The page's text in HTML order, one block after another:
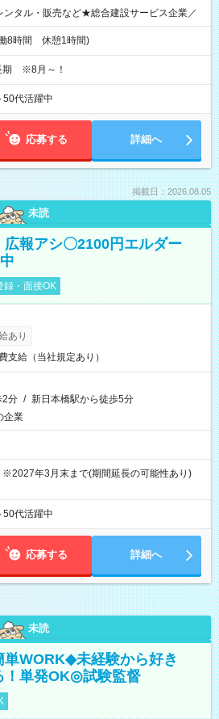
ンタル・販売など★総合建設サービス企業／
8時間 休憩1時間)
期 ※8月～！
50代活躍中
応募する 詳細へ
掲載日：2026.08.05
未読
広報アシ〇2100円エルダー
録・面接OK
あり
支給（当社規定あり）
2分 / 新日本橋駅から徒歩5分
企業
年3月末まで(期間延長の可能性あり)
50代活躍中
応募する 詳細へ
未読
単WORK◆未経験から好き
！単発OK◎試験監督